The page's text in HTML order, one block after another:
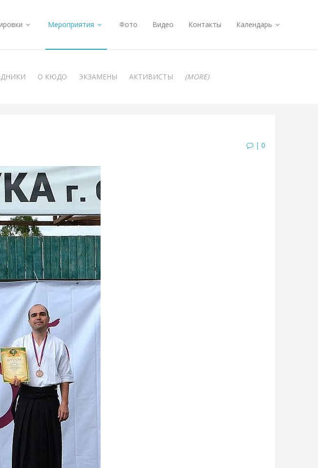
Мероприятия Фото Видео Контакты Календарь
О КЮДО ЭКЗАМЕНЫ АКТИВИСТЫ (MORE)
| 0